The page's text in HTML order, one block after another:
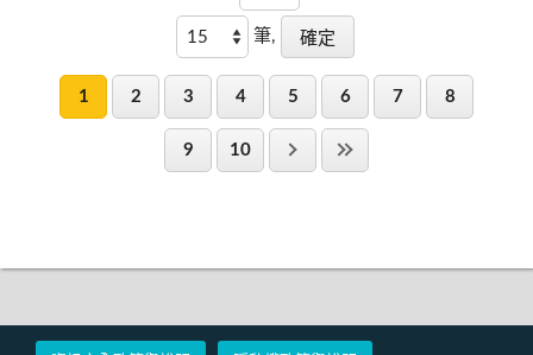
筆,
1 2 3 4 5 6 7 8
9 10